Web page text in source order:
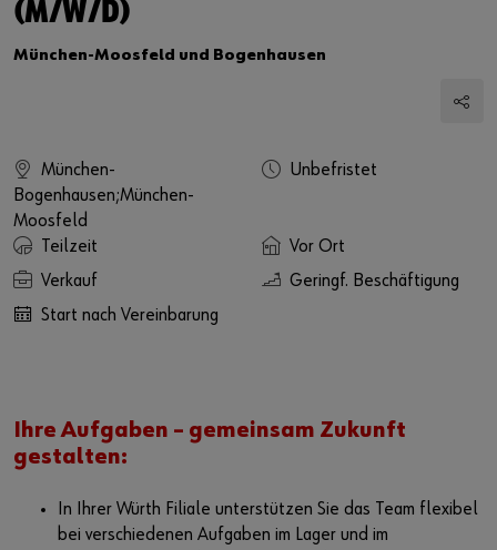
(M/W/D)
München-Moosfeld und Bogenhausen
München-
Bogenhausen;München-
Moosfeld
Unbefristet
Teilzeit
Vor Ort
Verkauf
Geringf. Beschäftigung
Start nach Vereinbarung
Ihre Aufgaben – gemeinsam Zukunft
gestalten:
In Ihrer Würth Filiale unterstützen Sie das Team flexibel
bei verschiedenen Aufgaben im Lager und im